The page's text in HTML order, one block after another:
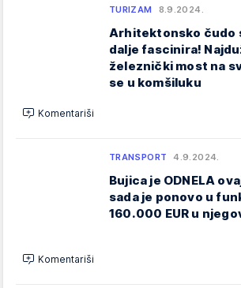
TURIZAM 8.9.2024.
Arhitektonsko čudo
dalje fascinira!
železnički most na
se u komšiluku
Komentariši
TRANSPORT 4.9.2024.
Bujica je ODNELA
sada je ponovo u
160.000 EUR u
Komentariši